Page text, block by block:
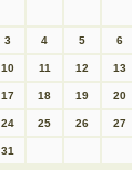
3 4 5 6
10 11 12 13
17 18 19 20
24 25 26 27
31